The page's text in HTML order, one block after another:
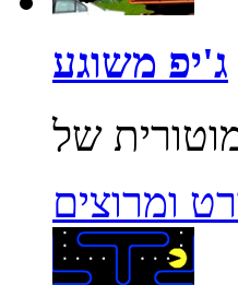
ג'יפ משוגע
ומרוצים